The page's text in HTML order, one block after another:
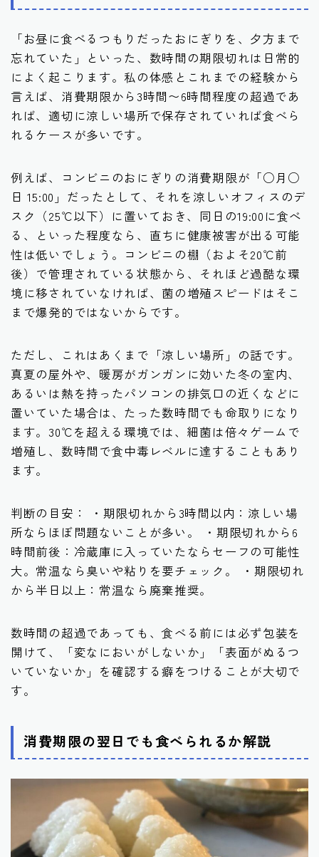
「お昼に食べるつもりだったおにぎりを、夕方まで
忘れていた」といった、数時間の期限切れは日常的
によく起こります。私の体感とこれまでの経験から
言えば、消費期限から3時間〜6時間程度の超過であ
れば、適切に涼しい場所で保存されていれば食べら
れるケースが多いです。
例えば、コンビニのおにぎりの消費期限が「○月○
日 15:00」だったとして、それを涼しいオフィスのデ
スク（25℃以下）に置いておき、同日の19:00に食べ
る、といった程度なら、直ちに健康被害が出る可能
性は低いでしょう。コンビニの棚（およそ20℃前
後）で管理されている状態から、それほど過酷な環
境に移されていなければ、菌の増殖スピードはそこ
まで爆発的ではないからです。
ただし、これはあくまで「涼しい場所」の話です。
真夏の屋外や、暖房がガンガンに効いた冬の室内、
あるいは熱を持ったパソコンの排気口の近くなどに
置いていた場合は、たった数時間でも命取りになり
ます。30℃を超える環境では、細菌は倍々ゲームで
増殖し、数時間で食中毒レベルに達することもあり
ます。
判断の目安： ・期限切れから3時間以内：涼しい場
所ならほぼ問題ないことが多い。 ・期限切れから6
時間前後：冷蔵庫に入っていたならセーフの可能性
大。常温なら臭いや粘りを要チェック。 ・期限切れ
から半日以上：常温なら廃棄推奨。
数時間の超過であっても、食べる前には必ず包装を
開けて、「変なにおいがしないか」「表面がぬるつ
いていないか」を確認する癖をつけることが大切で
す。
消費期限の翌日でも食べられるか解説